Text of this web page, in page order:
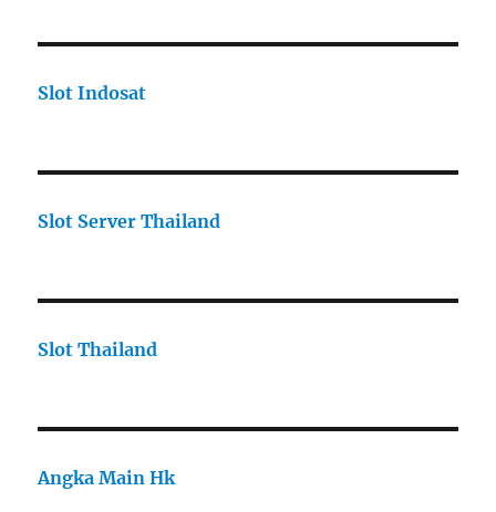
Slot Indosat
Slot Server Thailand
Slot Thailand
Angka Main Hk